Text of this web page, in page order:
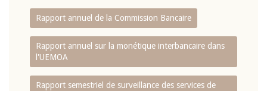
Rapport annuel de la Commission Bancaire
Rapport annuel sur la monétique interbancaire dans
l'UEMOA
Rapport semestriel de surveillance des services de